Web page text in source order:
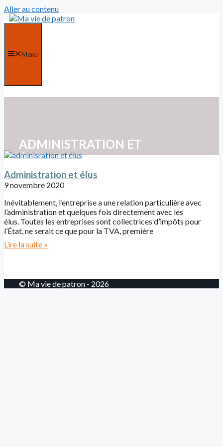
Aller au contenu
Menu
ADMINISTRATION ET
ÉLUS
Administration et élus
9 novembre 2020
Inévitablement, l’entreprise a une relation particulière avec
l’administration et quelques fois directement avec les
élus. Toutes les entreprises sont collectrices d’impôts pour
l’État, ne serait ce que pour la TVA, première
Lire la suite »
© Ma vie de patron - 2026